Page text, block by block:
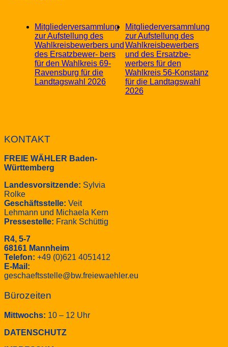
Mitgliederversammlung
zur Aufstellung des
Wahlkreisbewerbers und
des Ersatzbewer- bers
für den Wahlkreis 69-
Ravensburg für die
Landtagswahl 2026
Mitgliederversammlung
zur Aufstellung des
Wahlkreisbewerbers
und des Ersatzbe-
werbers für den
Wahlkreis 56-Konstanz
für die Landtagswahl
2026
KONTAKT
FREIE WÄHLER Baden-
Württemberg
Landesvorsitzende: Sylvia
Rolke
Geschäftsstelle: Veit
Lehmann und Michaela Kern
Pressestelle: Frank Schüttig
R4, 5-7
68161 Mannheim
Telefon: +49 (0)621 4051412
E-Mail:
geschaeftsstelle@bw.freiewaehler.eu
Bürozeiten
Mittwochs: 10 – 12 Uhr
DATENSCHUTZ